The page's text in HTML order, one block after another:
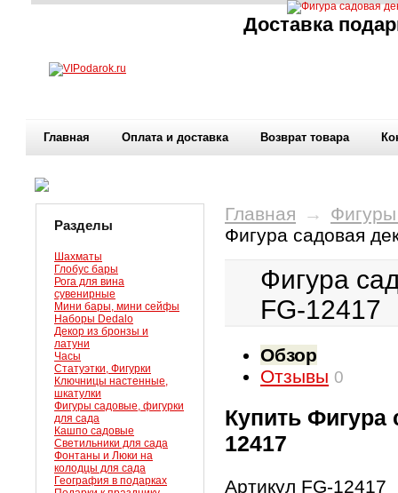
Доставка
Главная Оплата и доставка Возврат товара
Разделы
Шахматы
Глобус бары
Рога для вина
сувенирные
Мини бары, мини сейфы
Наборы Dedalo
Декор из бронзы и
латуни
Часы
Статуэтки, Фигурки
Ключницы настенные,
шкатулки
Фигуры садовые, фигурки
для сада
Кашпо садовые
Светильники для сада
Фонтаны и Люки на
колодцы для сада
География в подарках
Главная →
Фигура садовая
Фигура
FG-12417
Обзор
Отзывы 0
Купить Фигура
12417
Артикул FG-12417